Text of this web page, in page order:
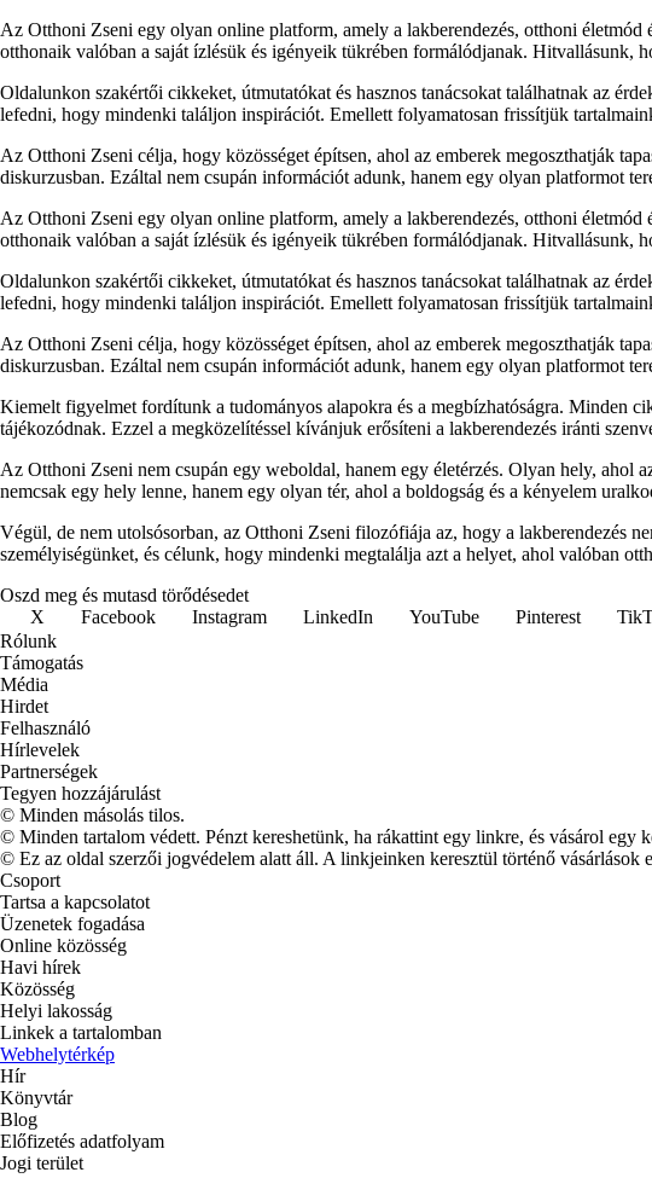
Az Otthoni Zseni egy olyan online platform, amely a lakberendezés, otthoni
otthonaik valóban a saját ízlésük és igényeik tükrében formálódjanak.
Oldalunkon szakértői cikkeket, útmutatókat és hasznos tanácsokat találhatnak az
lefedni, hogy mindenki találjon inspirációt. Emellett folyamatosan frissítjük
Az Otthoni Zseni célja, hogy közösséget építsen, ahol az emberek megoszthatják
diskurzusban. Ezáltal nem csupán információt adunk, hanem egy olyan platformot
Az Otthoni Zseni egy olyan online platform, amely a lakberendezés, otthoni
otthonaik valóban a saját ízlésük és igényeik tükrében formálódjanak.
Oldalunkon szakértői cikkeket, útmutatókat és hasznos tanácsokat találhatnak az
lefedni, hogy mindenki találjon inspirációt. Emellett folyamatosan frissítjük
Az Otthoni Zseni célja, hogy közösséget építsen, ahol az emberek megoszthatják
diskurzusban. Ezáltal nem csupán információt adunk, hanem egy olyan platformot
Kiemelt figyelmet fordítunk a tudományos alapokra és a megbízhatóságra. Minden
tájékozódnak. Ezzel a megközelítéssel kívánjuk erősíteni a lakberendezés iránti
Az Otthoni Zseni nem csupán egy weboldal, hanem egy életérzés. Olyan hely, ahol
nemcsak egy hely lenne, hanem egy olyan tér, ahol a boldogság és a kényelem
Végül, de nem utolsósorban, az Otthoni Zseni filozófiája az, hogy a lakberendezés
személyiségünket, és célunk, hogy mindenki megtalálja azt a helyet, ahol valóban
Oszd meg és mutasd törődésedet
X
Facebook Instagram LinkedIn YouTube Pinterest
Rólunk
Támogatás
Média
Hirdet
Felhasználó
Hírlevelek
Partnerségek
Tegyen hozzájárulást
© Minden másolás tilos.
© Minden tartalom védett. Pénzt kereshetünk, ha rákattint egy linkre, és vásárol egy
© Ez az oldal szerzői jogvédelem alatt áll. A linkjeinken keresztül történő vásárlások
Csoport
Tartsa a kapcsolatot
Üzenetek fogadása
Online közösség
Havi hírek
Közösség
Helyi lakosság
Linkek a tartalomban
Webhelytérkép
Hír
Könyvtár
Blog
Előfizetés adatfolyam
Jogi terület